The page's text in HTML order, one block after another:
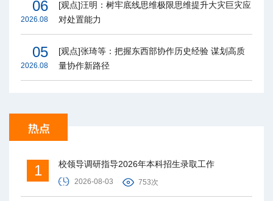
06
2026.08
[观点]汪明：树牢底线思维极限思维提升大灾巨灾应
对处置能力
05
2026.08
[观点]张琦等：把握东西部协作历史经验 谋划高质
量协作新路径
1 校领导调研指导2026年本科招生录取工作
2026-08-03 753次